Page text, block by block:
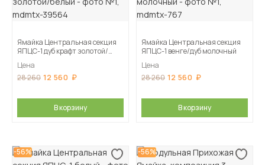
Ямайка Центральная секция
ЯПЦС-1 дуб крафт золотой/
Цена
28 260 12 560
В корзину
Ямайка Центральная секция
ЯПЦС-1 венге/дуб молочный
Цена
28 260 12 560
В корзину
-56% -56%